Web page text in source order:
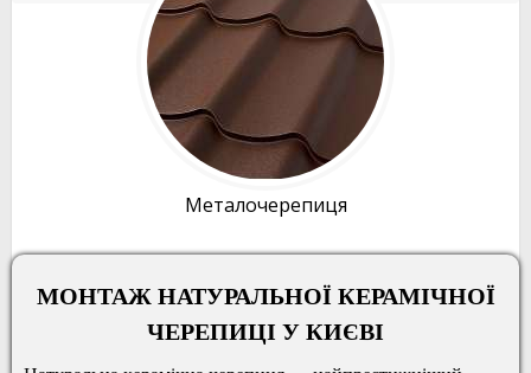
Металочерепиця
МОНТАЖ НАТУРАЛЬНОЇ КЕРАМІЧНОЇ
ЧЕРЕПИЦІ У КИЄВІ